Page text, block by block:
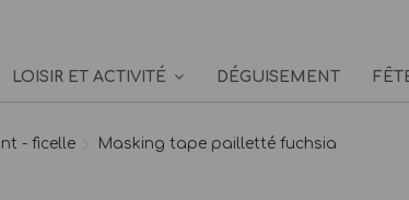
LOISIR ET ACTIVITÉ DÉGUISEMENT
- ficelle Masking tape pailletté fuchsia